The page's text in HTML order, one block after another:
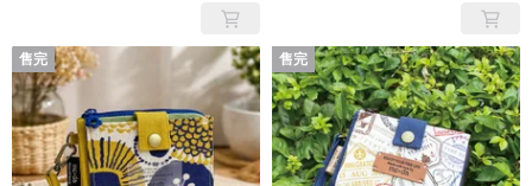
售完 售完